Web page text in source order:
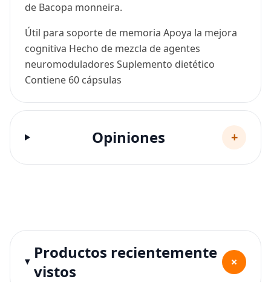
de Bacopa monneira.
Útil para soporte de memoria Apoya la mejora
cognitiva Hecho de mezcla de agentes
neuromoduladores Suplemento dietético
Contiene 60 cápsulas
Opiniones +
Productos recientemente
vistos
+